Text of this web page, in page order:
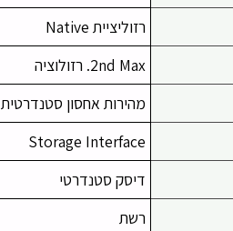
רזוליציית Native
2nd Max. רזולוציה
מהירות אחסון סטנדרטית
Storage Interface
דיסק סטנדרטי
רשת